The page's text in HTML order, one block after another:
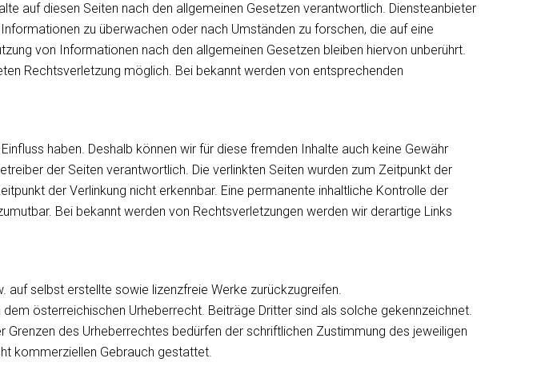
auf diesen Seiten nach den allgemeinen Gesetzen verantwortlich. Diensteanbieter
zu überwachen oder nach Umständen zu forschen, die auf eine
von Informationen nach den allgemeinen Gesetzen bleiben hiervon unberührt.
Rechtsverletzung möglich. Bei bekannt werden von entsprechenden
haben. Deshalb können wir für diese fremden Inhalte auch keine Gewähr
der Seiten verantwortlich. Die verlinkten Seiten wurden zum Zeitpunkt der
der Verlinkung nicht erkennbar. Eine permanente inhaltliche Kontrolle der
Bei bekannt werden von Rechtsverletzungen werden wir derartige Links
auf selbst erstellte sowie lizenzfreie Werke zurückzugreifen.
österreichischen Urheberrecht. Beiträge Dritter sind als solche gekennzeichnet.
des Urheberrechtes bedürfen der schriftlichen Zustimmung des jeweiligen
kommerziellen Gebrauch gestattet.